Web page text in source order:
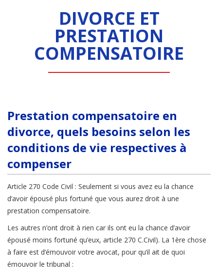
DIVORCE ET
PRESTATION
COMPENSATOIRE
Prestation compensatoire en
divorce, quels besoins selon les
conditions de vie respectives à
compenser
Article 270 Code Civil : Seulement si vous avez eu la chance
d’avoir épousé plus fortuné que vous aurez droit à une
prestation compensatoire.
Les autres n’ont droit à rien car ils ont eu la chance d’avoir
épousé moins fortuné qu’eux, article 270 C.Civil). La 1ère chose
à faire est d’émouvoir votre avocat, pour qu’il ait de quoi
émouvoir le tribunal :